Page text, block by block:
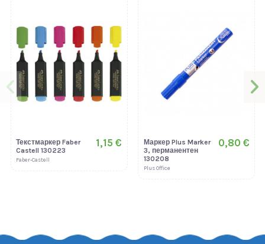
Текстмаркер Faber
Castell 130223
Faber-Castell
1,15 €
Маркер Plus Marker
3, перманентен
130208
Plus Office
0,80 €